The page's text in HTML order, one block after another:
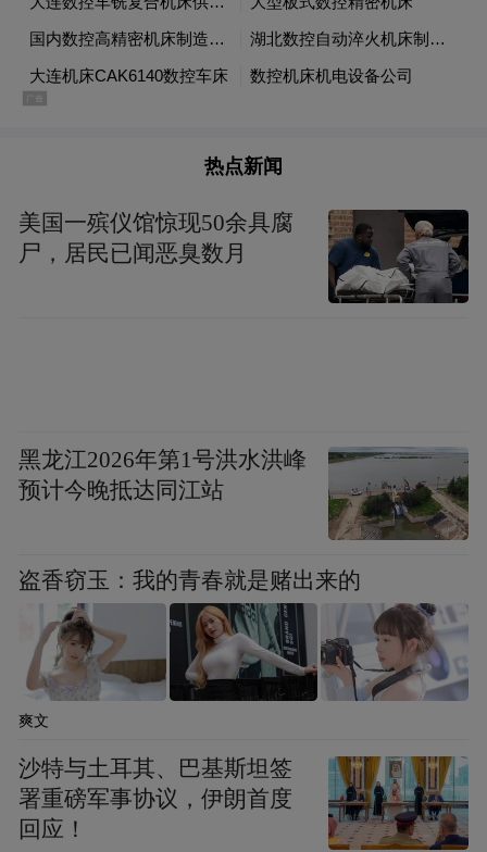
成都站完美谢幕后,沈阳万象城站于九月十三
迪奥迷你剧院展厅一角
展览时间:二零一四年九月十三日至十月八日
地址:沈阳万象城一楼中庭,青年大街288 号
热点新闻
美国一殡仪馆惊现50余具腐
尸，居民已闻恶臭数月
黑龙江2026年第1号洪水洪峰
预计今晚抵达同江站
盗香窃玉：我的青春就是赌出来的
爽文
沙特与土耳其、巴基斯坦签
署重磅军事协议，伊朗首度
回应！